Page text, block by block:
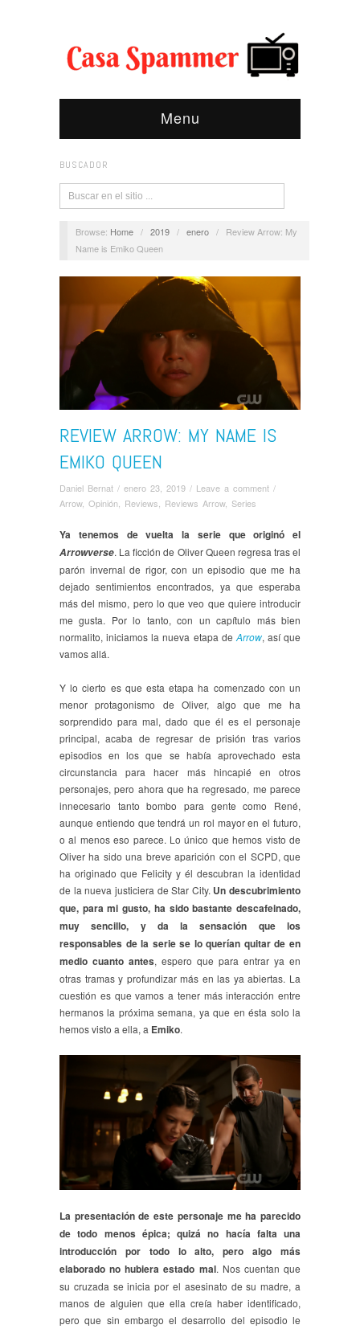
Menu
BUSCADOR
Browse: Home / 2019 / enero /
Review Arrow: My
Name is Emiko Queen
REVIEW ARROW: MY NAME IS
EMIKO QUEEN
Daniel Bernat / enero 23, 2019 / Leave a comment /
Arrow, Opinión Reviews Reviews Arrow, Series
Ya tenemos de vuelta la serie que originó el
Arrowverse. La ficción de Oliver Queen regresa tras el
parón invernal de rigor, con un episodio que me ha
dejado sentimientos encontrados, ya que esperaba
más del mismo, pero lo que veo que quiere introducir
me gusta. Por lo tanto, con un capítulo más bien
normalito, iniciamos la nueva etapa de Arrow, así que
vamos allá.
Y lo cierto es que esta etapa ha comenzado con un
menor protagonismo de Oliver, algo que me ha
sorprendido para mal, dado que él es el personaje
principal, acaba de regresar de prisión tras varios
episodios en los que se había aprovechado esta
circunstancia para hacer más hincapié en otros
personajes, pero ahora que ha regresado, me parece
innecesario tanto bombo para gente como René,
aunque entiendo que tendrá un rol mayor en el futuro,
o al menos eso parece. Lo único que hemos visto de
Oliver ha sido una breve aparición con el SCPD, que
ha originado que Felicity y él descubran la identidad
de la nueva justiciera de Star City. Un descubrimiento
que, para mi gusto, ha sido bastante descafeinado,
muy sencillo, y da la sensación que los
responsables de la serie se lo querían quitar de en
medio cuanto antes, espero que para entrar ya en
otras tramas y profundizar más en las ya abiertas. La
cuestión es que vamos a tener más interacción entre
hermanos la próxima semana, ya que en ésta solo la
hemos visto a ella, a Emiko.
La presentación de este personaje me ha parecido
de todo menos épica; quizá no hacía falta una
introducción por todo lo alto, pero algo más
elaborado no hubiera estado mal. Nos cuentan que
su cruzada se inicia por el asesinato de su madre, a
manos de alguien que ella creía haber identificado,
pero que sin embargo el desarrollo del episodio le